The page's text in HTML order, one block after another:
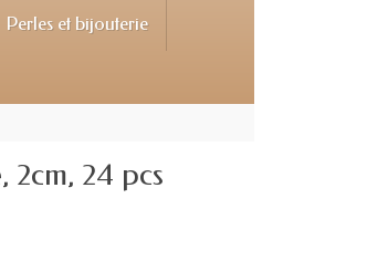
Perles et bijouterie
24 pcs